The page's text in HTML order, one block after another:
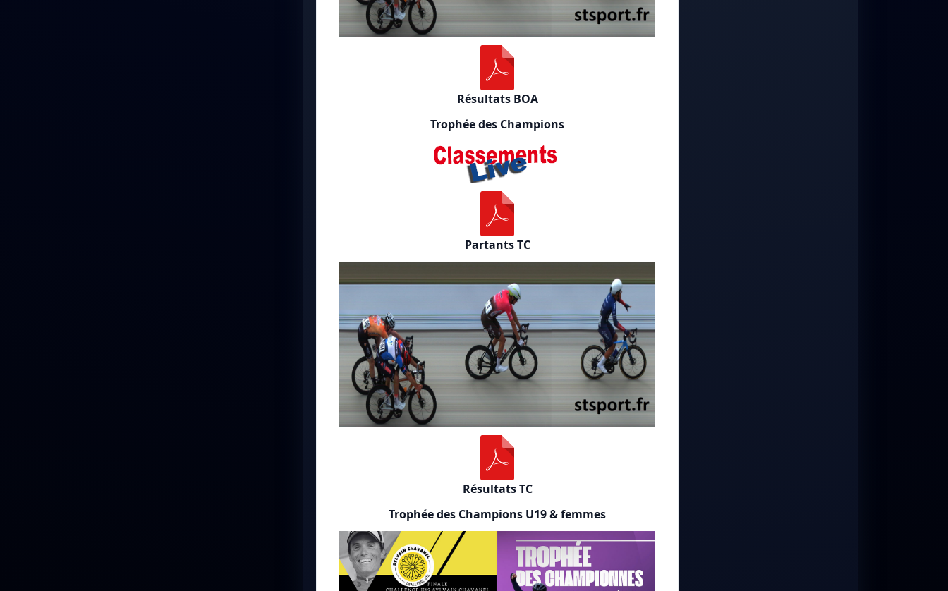
Résultats BOA
Trophée des Champions
Partants TC
Résultats TC
Trophée des Champions U19 & femmes